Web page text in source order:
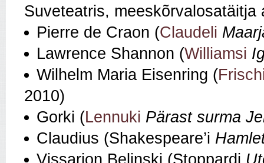
Suveteatris, meeskõrvalosatäitja
Pierre de Craon (Claudeli
Lawrence Shannon (Williamsi
Wilhelm Maria Eisenring (
2010)
Gorki (Lennuki Pärast surma
Claudius (Shakespeare’i